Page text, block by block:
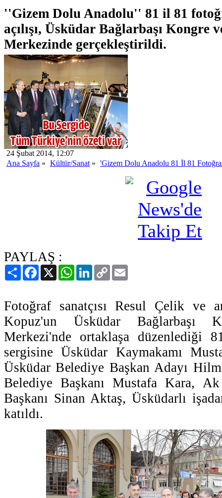
''Gizem Dolu Anadolu'' 81 il 81
açılışı, Üsküdar Bağlarbaşı Kongre
Merkezinde gerçekleştirildi.
24 Şubat 2014, 12:07
Ana Sayfa » Kültür/Sanat » 'Gizem Dolu Anadolu 81 İl 81
PAYLAŞ :
PaylaşFacebook
X WhatsAppLinkedIn
Copy
Link
Fotoğraf sanatçısı Resul Çelik ve
Kopuz'un Üsküdar Bağlarbaşı
Merkezi'nde ortaklaşa düzenlediği
sergisine Üsküdar Kaymakamı
Üsküdar Belediye Başkan Adayı
Belediye Başkanı Mustafa Kara,
Başkanı Sinan Aktaş, Üsküdarlı
katıldı.